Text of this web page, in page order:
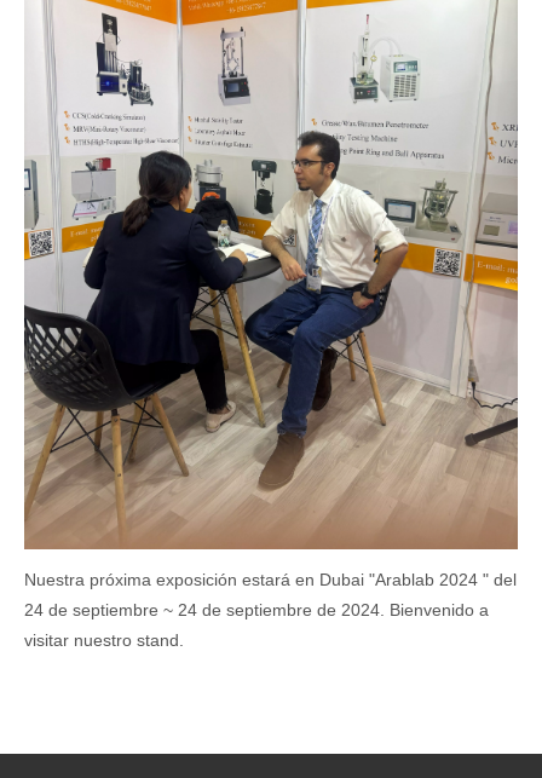
Nuestra próxima exposición estará en Dubai "Arablab 2024 " del
24 de septiembre ~ 24 de septiembre de 2024. Bienvenido a
visitar nuestro stand.